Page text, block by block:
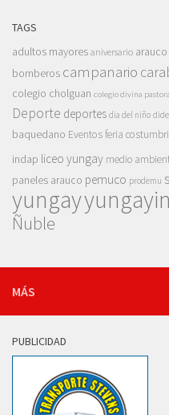
TAGS
adultos mayores aniversario arauco
bomberos campanario
colegio cholguan colegio divina pastora
Deporte deportes dia del niño
baquedano Eventosferia
indap liceo yungay medio
paneles arauco pemuco prodemu
yungay
Ñuble
MÁS
PUBLICIDAD